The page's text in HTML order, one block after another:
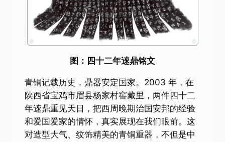
图：四十二年逨鼎铭文
青铜记载历史，鼎器安定国家。2003 年，在
陕西省宝鸡市眉县杨家村窖藏里，两件四十二
年逨鼎重见天日，把西周晚期治国安邦的经验
和爱国爱家的情怀，真实展现在我们眼前。这
对造型大气、纹饰精美的青铜重器，不但是中